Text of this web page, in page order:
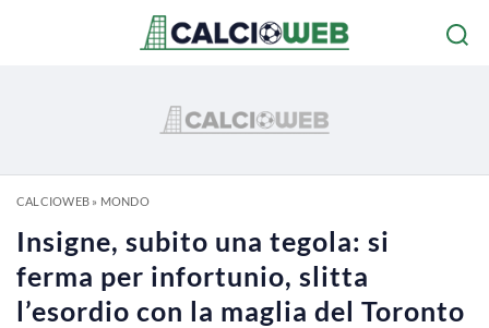
CALCIOWEB» MONDO
Insigne, subito una tegola: si
ferma per infortunio, slitta
l’esordio con la maglia del Toronto